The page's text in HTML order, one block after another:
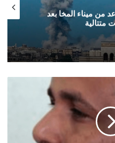
من ميناء المخا بعد
متتالية